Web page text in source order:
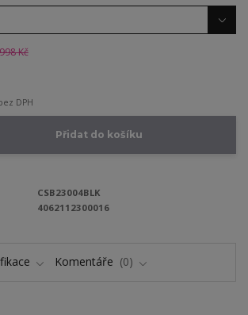
Kč
DPH
Přidat do košíku
CSB23004BLK
4062112300016
Komentáře 0